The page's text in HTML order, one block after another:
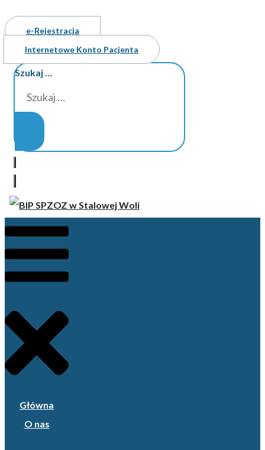
e-Rejestracja
Internetowe Konto Pacjenta
Szukaj …
Główna
O nas